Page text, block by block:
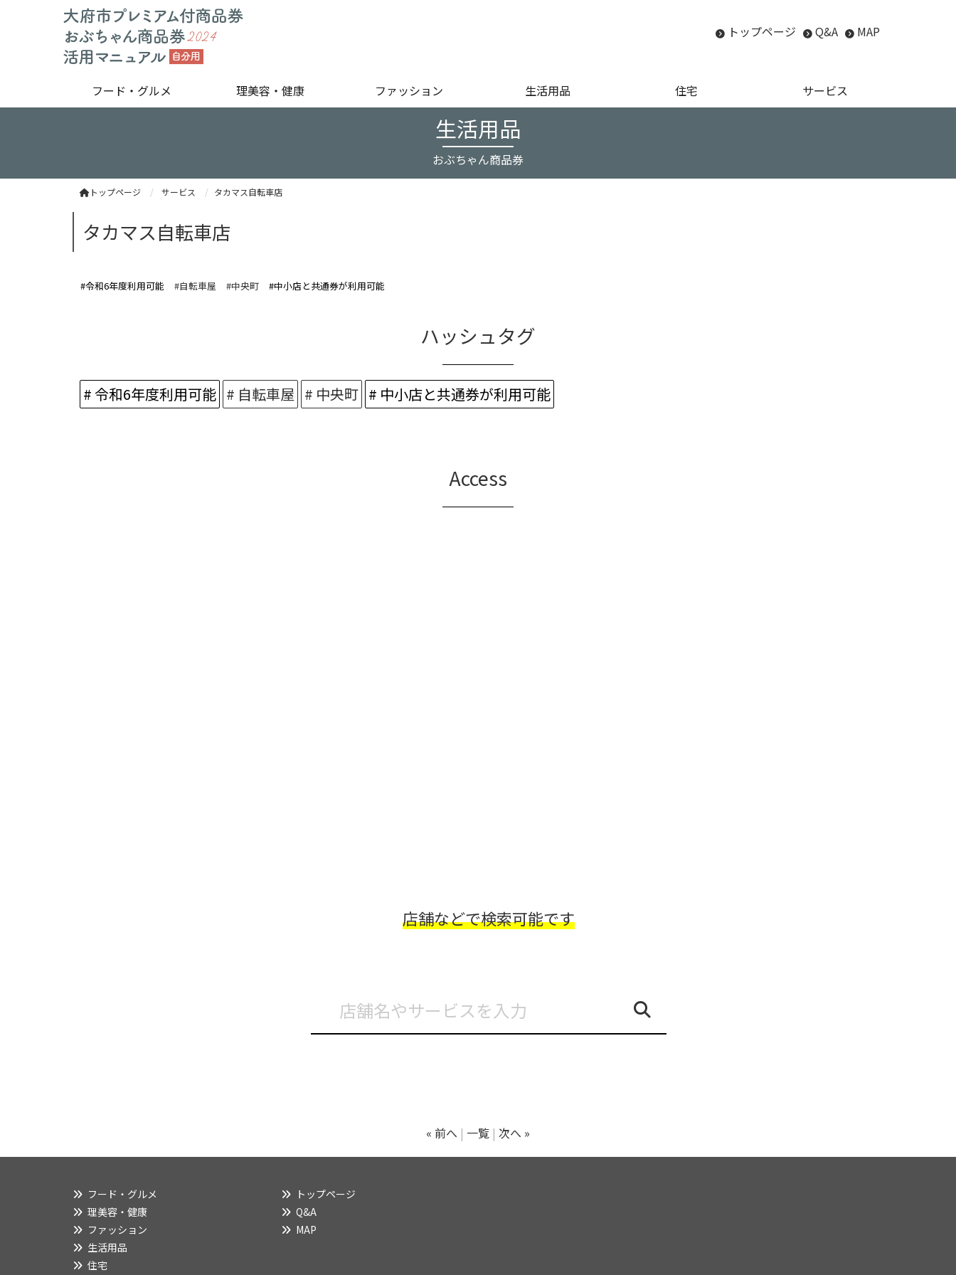
トップページ Q&A MAP
フード・グルメ 理美容・健康 ファッション 生活用品 住宅 サービス
生活用品
おぶちゃん商品券
トップページ サービス タカマス自転車店
タカマス自転車店
#令和6年度利用可能 #自転車屋 #中央町 #中小店と共通券が利用可能
ハッシュタグ
# 令和6年度利用可能 # 自転車屋 # 中央町 # 中小店と共通券が利用可能
Access
店舗などで検索可能です
« 前へ 一覧 次へ »
フード・グルメ
理美容・健康
ファッション
生活用品
住宅
トップページ
Q&A
MAP